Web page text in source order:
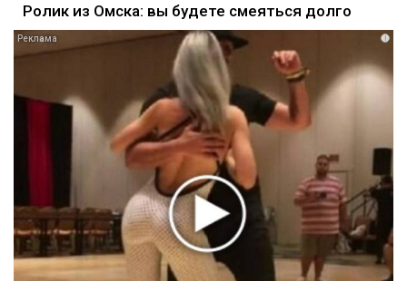
Ролик из Омска: вы будете смеяться долго
i